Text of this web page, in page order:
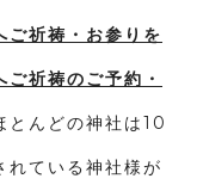
ご祈祷・お参りを
祈祷のご予約・
とんどの神社は10
れている神社様が